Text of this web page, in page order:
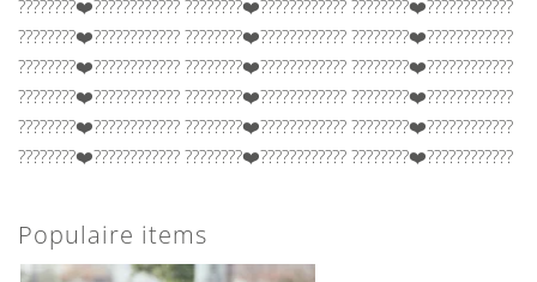
????????‍❤️‍????‍???????? ????????‍❤️‍????‍???????? ????????‍❤️‍????‍????????
????????‍❤️‍????‍???????? ????????‍❤️‍????‍???????? ????????‍❤️‍????‍????????
????????‍❤️‍????‍???????? ????????‍❤️‍????‍???????? ????????‍❤️‍????‍????????
????????‍❤️‍????‍???????? ????????‍❤️‍????‍???????? ????????‍❤️‍????‍????????
????????‍❤️‍????‍???????? ????????‍❤️‍????‍???????? ????????‍❤️‍????‍????????
????????‍❤️‍????‍???????? ????????‍❤️‍????‍???????? ????????‍❤️‍????‍????????
Populaire items